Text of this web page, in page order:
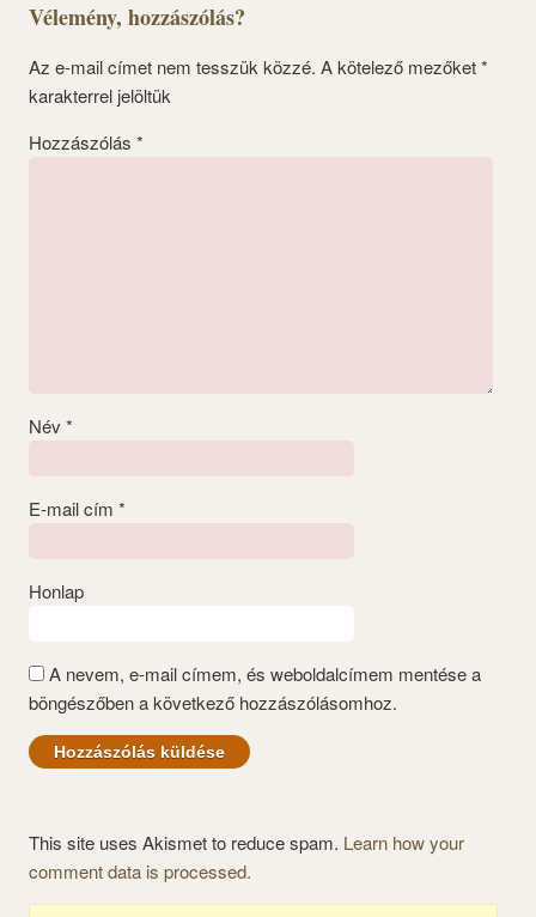
Vélemény, hozzászólás?
Az e-mail címet nem tesszük közzé. A kötelező mezőket*
karakterrel jelöltük
Hozzászólás *
Név *
E-mail cím *
Honlap
A nevem, e-mail címem, és weboldalcímem mentése a
böngészőben a következő hozzászólásomhoz.
This site uses Akismet to reduce spam. Learn how your
comment data is processed.